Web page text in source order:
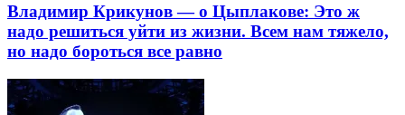
Владимир Крикунов — о Цыплакове: Это ж
надо решиться уйти из жизни. Всем нам тяжело,
но надо бороться все равно